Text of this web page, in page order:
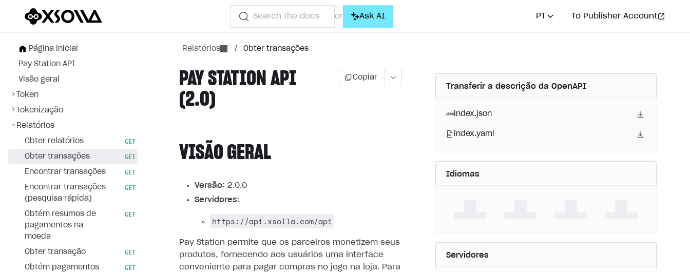
Search the docs or Ask AI PT To Publisher Account
Página inicial
Pay Station API
Visão geral
Token
Tokenização
Relatórios
Obter relatórios GET
Obter transações GET
Encontrar transações GET
Encontrar transações
(pesquisa rápida)
GET
Obtém resumos de
pagamentos na
moeda
GET
Obter transação GET
Obtém pagamentos GET
Relatórios / Obter transações
PAY STATION API
(2.0)
Copiar
VISÃO GERAL
Versão: 2.0.0
Servidores:
https://api.xsolla.com/api
Pay Station permite que os parceiros monetizem seus
produtos, fornecendo aos usuários uma interface
conveniente para pagar compras no jogo na loja. Para
Transferir a descrição da OpenAPI
index.json
index.yaml
Idiomas
Servidores